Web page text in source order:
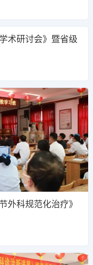
术研讨会》暨省级
外科规范化治疗》